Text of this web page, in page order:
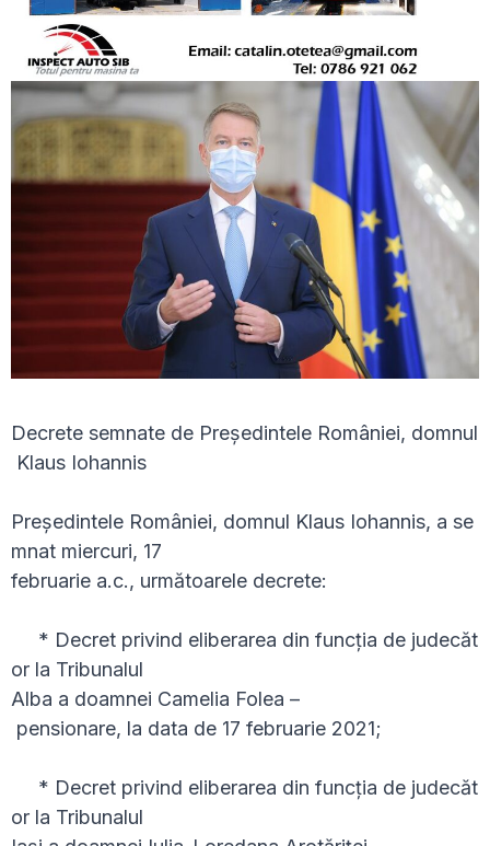
Decrete semnate de Președintele României, domnul
Klaus Iohannis
Președintele României, domnul Klaus Iohannis, a se
mnat miercuri, 17
februarie a.c., următoarele decrete:
* Decret privind eliberarea din funcția de judecăt
or la Tribunalul
Alba a doamnei Camelia Folea –
pensionare, la data de 17 februarie 2021;
* Decret privind eliberarea din funcția de judecăt
or la Tribunalul